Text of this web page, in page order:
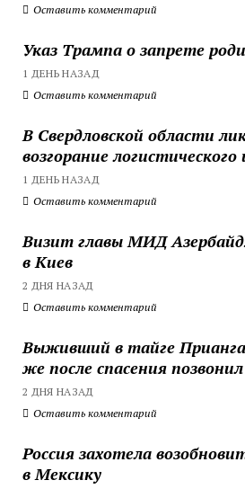
Оставить комментарий
Указ Трампа о запрете
1 ДЕНЬ НАЗАД
Оставить комментарий
В Свердловской области
возгорание
1 ДЕНЬ НАЗАД
Оставить комментарий
Визит главы МИД
в Киев
2 ДНЯ НАЗАД
Оставить комментарий
Выживший в тайге
же после спасения
2 ДНЯ НАЗАД
Оставить комментарий
Россия захотела
в Мексику